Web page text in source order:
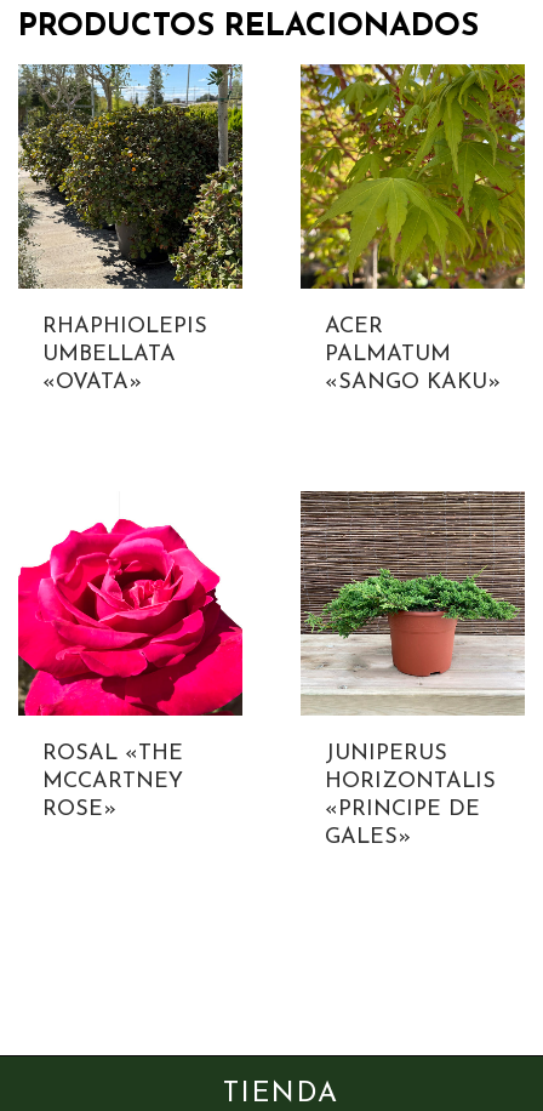
PRODUCTOS RELACIONADOS
RHAPHIOLEPIS
UMBELLATA
«OVATA»
ACER
PALMATUM
«SANGO KAKU»
ROSAL «THE
MCCARTNEY
ROSE»
JUNIPERUS
HORIZONTALIS
«PRINCIPE DE
GALES»
TIENDA